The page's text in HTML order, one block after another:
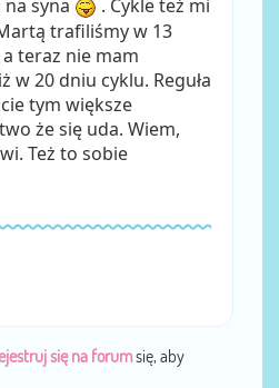
syna
. Cykle też mi
trafiliśmy w 13
teraz nie mam
w 20 dniu cyklu. Reguła
tym większe
że się uda. Wiem,
Też to sobie
się na forumsię, aby